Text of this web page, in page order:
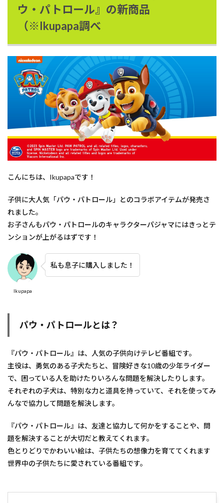
ウ・パトロール』の新商品
（※Ikupapa調べ
こんにちは、Ikupapaです！
子供に大人気「パウ・パトロール」とのコラボアイテムが発売さ
れました。
お子さんもパウ・パトロールのキャラクターパジャマにはきっとテ
ンションが上がるはずです！
Ikupapa
私も息子に購入しました！
パウ・パトロールとは？
『パウ・パトロール』は、人気の子供向けテレビ番組です。
主役は、勇気のある子犬たちと、冒険好きな10歳の少年ライダー
で、困っている人を助けたりいろんな問題を解決したりします。
それぞれの子犬は、特別な力と道具を持っていて、それを使ってみ
んなで協力して問題を解決します。
『パウ・パトロール』は、友達と協力して何かをすることや、問
題を解決することが大切だと教えてくれます。
色とりどりでかわいい絵は、子供たちの想像力を育ててくれます
世界中の子供たちに愛されている番組です。